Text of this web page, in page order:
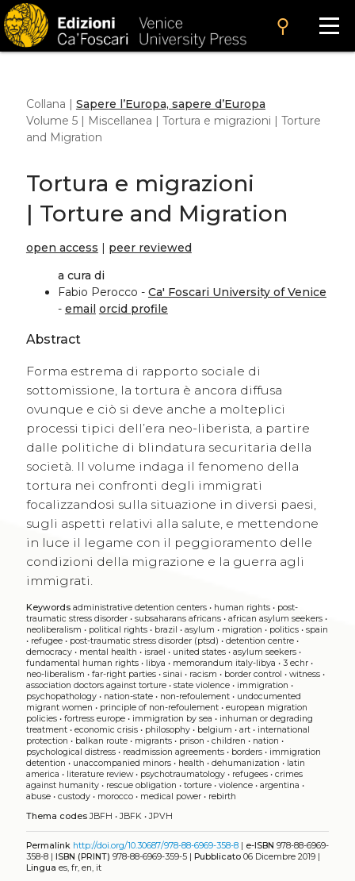
search
Collana | Sapere l’Europa, sapere d’Europa
Volume 5 | Miscellanea | Tortura e migrazioni | Torture
and Migration
Tortura e migrazioni
| Torture and Migration
open access | peer reviewed
a cura di
Fabio Perocco - Ca' Foscari University of Venice
- email orcid profile
Abstract
Forma estrema di rapporto sociale di
sottomissione, la tortura è ancora diffusa
ovunque e ciò si deve anche a molteplici
processi tipici dell’era neo-liberista, a partire
dalle politiche di blindatura securitaria della
società. Il volume indaga il fenomeno della
tortura nei confronti degli immigrati
focalizzandosi sulla situazione in diversi paesi,
sugli aspetti relativi alla salute, e mettendone
in luce il legame con il peggioramento delle
condizioni della migrazione e la guerra agli
immigrati.
Keywords administrative detention centers• human rights• post-
traumatic stress disorder• subsaharans africans• african asylum seekers•
neoliberalism • political rights• brazil • asylum • migration • politics• spain
• refugee• post-traumatic stress disorder (ptsd) • detention centre•
democracy• mental health • israel • united states• asylum seekers•
fundamental human rights• libya • memorandum italy-libya • 3 echr•
neo-liberalism • far-right parties• sinai • racism • border control • witness•
association doctors against torture• state violence• immigration •
psychopathology• nation-state• non-refoulement• undocumented
migrant women • principle of non-refoulement• european migration
policies• fortress europe• immigration by sea • inhuman or degrading
treatment• economic crisis• philosophy• belgium • art• international
protection • balkan route• migrants• prison • children • nation •
psychological distress• readmission agreements• borders• immigration
detention • unaccompanied minors• health • dehumanization • latin
america • literature review• psychotraumatology• refugees• crimes
against humanity• rescue obligation • torture• violence• argentina •
abuse• custody• morocco• medical power• rebirth
Thema codes JBFH •JBFK•JPVH
Permalink http://doi.org/10.30687/978-88-6969-358-8| e-ISBN 978-88-6969-
358-8 | ISBN (PRINT) 978-88-6969-359-5 | Pubblicato06 Dicembre 2019 |
Lingua es, fr, en, it